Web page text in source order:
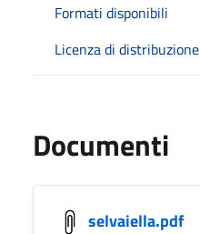
Formati disponibili
Licenza di distribuzione
Documenti
selvaiella.pdf